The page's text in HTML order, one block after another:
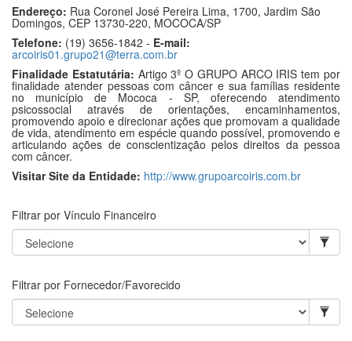
Endereço: Rua Coronel José Pereira Lima, 1700, Jardim São
Domingos, CEP 13730-220, MOCOCA/SP
Telefone: (19) 3656-1842 - E-mail:
arcoiris01.grupo21@terra.com.br
Finalidade Estatutária: Artigo 3º O GRUPO ARCO IRIS tem por
finalidade atender pessoas com câncer e sua famílias residente
no município de Mococa - SP, oferecendo atendimento
psicossocial através de orientações, encaminhamentos,
promovendo apoio e direcionar ações que promovam a qualidade
de vida, atendimento em espécie quando possível, promovendo e
articulando ações de conscientização pelos direitos da pessoa
com câncer.
Visitar Site da Entidade: http://www.grupoarcoiris.com.br
Filtrar por Vínculo Financeiro
Filtrar por Fornecedor/Favorecido